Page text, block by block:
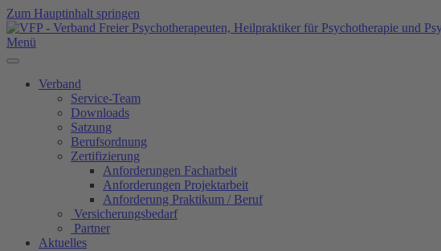
Zum Hauptinhalt springen
Menü
Verband
Service-Team
Downloads
Satzung
Berufsordnung
Zertifizierung
Anforderungen Facharbeit
Anforderungen Projektarbeit
Anforderung Praktikum / Beruf
Versicherungsbedarf
Partner
Aktuelles